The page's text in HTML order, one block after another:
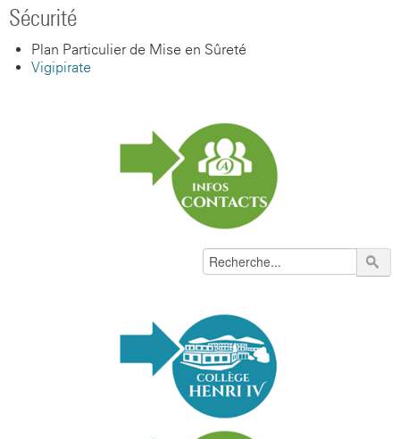
Sécurité
Plan Particulier de Mise en Sûreté
Vigipirate